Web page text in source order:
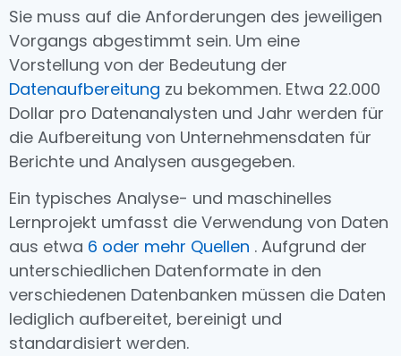
Sie muss auf die Anforderungen des jeweiligen
Vorgangs abgestimmt sein. Um eine
Vorstellung von der Bedeutung der
Datenaufbereitung zu bekommen. Etwa 22.000
Dollar pro Datenanalysten und Jahr werden für
die Aufbereitung von Unternehmensdaten für
Berichte und Analysen ausgegeben.
Ein typisches Analyse- und maschinelles
Lernprojekt umfasst die Verwendung von Daten
aus etwa 6 oder mehr Quellen . Aufgrund der
unterschiedlichen Datenformate in den
verschiedenen Datenbanken müssen die Daten
lediglich aufbereitet, bereinigt und
standardisiert werden.